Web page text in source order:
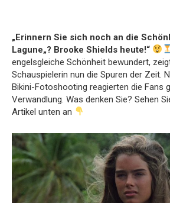
„Erinnern Sie sich noch an die
Lagune„? Brooke Shields heute!“
engelsgleiche Schönheit bewundert,
Schauspielerin nun die Spuren der Zeit.
Bikini-Fotoshooting reagierten die Fans
Verwandlung. Was denken Sie? Sehen
Artikel unten an